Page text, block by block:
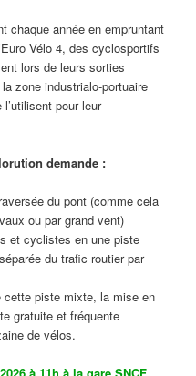
chaque année en empruntant
Vélo 4, des cyclosportifs
lors de leurs sorties
zone industrialo-portuaire
pour leur
demande :
du pont (comme cela
ou par grand vent)
et cyclistes en une piste
du trafic routier par
cette piste mixte, la mise en
gratuite et fréquente
de vélos.